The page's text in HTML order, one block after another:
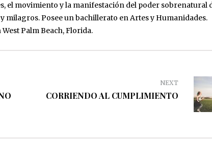
el movimiento y la manifestación del poder sobrenatural
milagros. Posee un bachillerato en Artes y Humanidades.
Palm Beach, Florida.
NEXT
CORRIENDO AL CUMPLIMIENTO